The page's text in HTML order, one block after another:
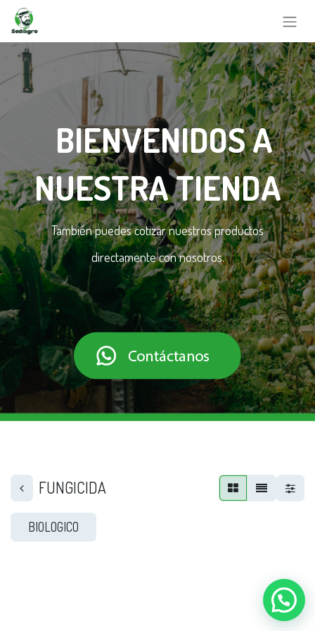
BIENVENIDOS A
NUESTRA TIENDA
También puedes cotizar nuestros productos
directamente con nosotros.
FUNGICIDA
BIOLOGICO